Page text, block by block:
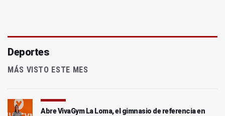
Deportes
MÁS VISTO ESTE MES
Abre VivaGym La Loma, el gimnasio de referencia en